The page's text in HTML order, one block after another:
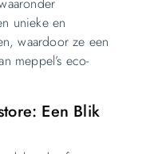
unieke en
waardoor ze een
meppel’s eco-
Een Blik